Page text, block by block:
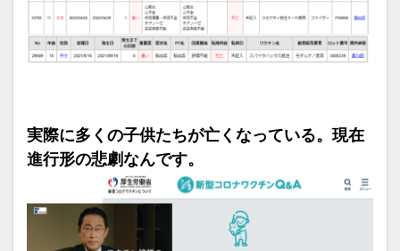
実際に多くの子供たちが亡くなっている。現在
進行形の悲劇なんです。